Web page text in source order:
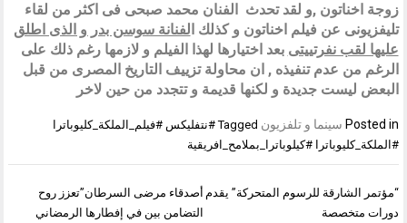
زوجة اخناتون ,و لقد تحدث الفنان محمد صبحى فى اكثر من لقاء
تليفزيونى عن فيلم اخناتون و كذلك الفنانة سوسن بدر و الذى اطلق
عليها لقب نفرتييتى بعد اختيارها لهذا الفيلم و لازمها رغم ذلك على
الرغم من عدم تنفيذه , ان محاولة تزييف التاريخ المصرى من قبل
البعض ليست جديدة و لكنها قديمة و تتجدد من حين لاخر
Posted in سينما و تلفزيون Tagged #نتفليكس #فيلم_الملكة_كليوباترا
#الملكة_كليوباترا #كيلوباترا_بملامح_افريقية
تصفّح
المقالات
أصدقاء مرضى السرطان”تعزز روح
التضامن بين في إفطارها الرمضاني
“مؤتمر الشارقة للرسوم المتحركة” يقدم
دورات متخصصة